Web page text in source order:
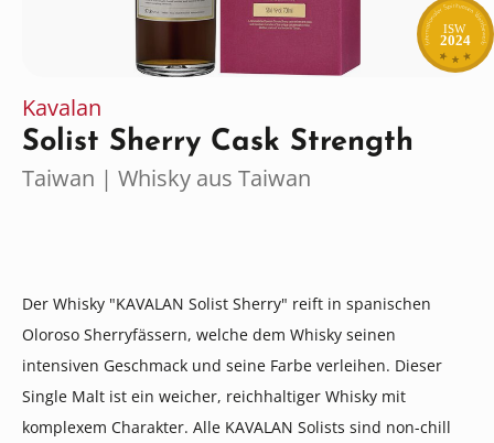
2024
ISW
Kavalan
Solist Sherry Cask Strength
Taiwan | Whisky aus Taiwan
Der Whisky "KAVALAN Solist Sherry" reift in spanischen
Oloroso Sherryfässern, welche dem Whisky seinen
intensiven Geschmack und seine Farbe verleihen. Dieser
Single Malt ist ein weicher, reichhaltiger Whisky mit
komplexem Charakter. Alle KAVALAN Solists sind non-chill